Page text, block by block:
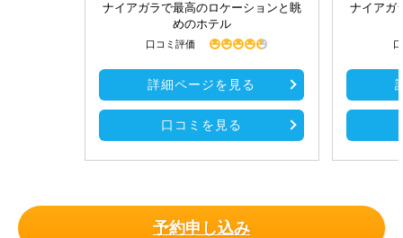
ナイアガラで最高のロケーションと眺
めのホテル
口コミ評価
詳細ページを見る
口コミを見る
ナイアガ
予約申し込み